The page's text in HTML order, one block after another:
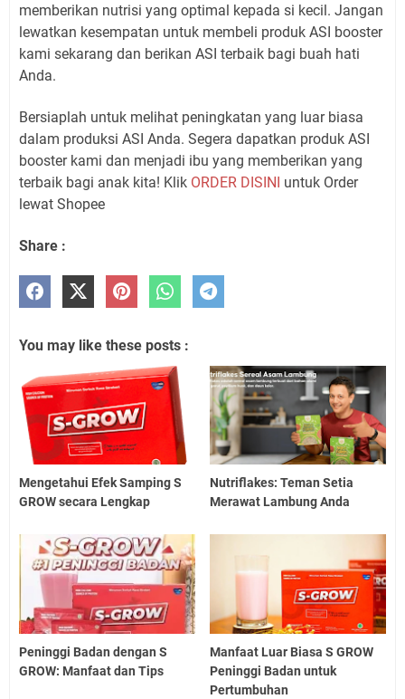
memberikan nutrisi yang optimal kepada si kecil. Jangan
lewatkan kesempatan untuk membeli produk ASI booster
kami sekarang dan berikan ASI terbaik bagi buah hati
Anda.
Bersiaplah untuk melihat peningkatan yang luar biasa
dalam produksi ASI Anda. Segera dapatkan produk ASI
booster kami dan menjadi ibu yang memberikan yang
terbaik bagi anak kita! Klik ORDER DISINI untuk Order
lewat Shopee
Share :
You may like these posts :
Mengetahui Efek Samping S
GROW secara Lengkap
Nutriflakes: Teman Setia
Merawat Lambung Anda
Peninggi Badan dengan S
GROW: Manfaat dan Tips
Manfaat Luar Biasa S GROW
Peninggi Badan untuk
Pertumbuhan